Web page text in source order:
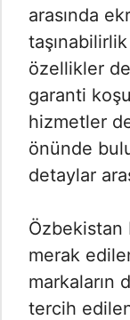
arasında
özellikler
garanti
hizmetler
önünde
detaylar
Özbekistan
merak
markaların
tercih